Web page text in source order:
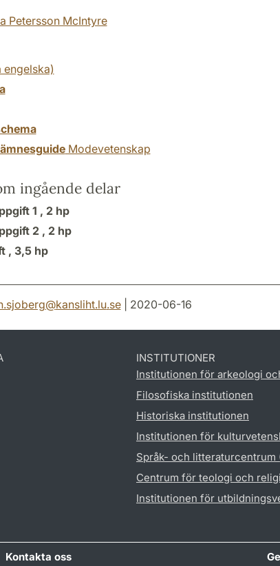
Petersson McIntyre
engelska)
Modevetenskap
ingående delar
1 , 2 hp
2 , 2 hp
, 3,5 hp
@kansliht.lu.se| 2020-06-16
INSTITUTIONER
Institutionen för arkeologi
Filosofiska institutionen
Historiska institutionen
Institutionen för
Språk- och litteraturcentrum
Centrum för teologi och
Institutionen för
Kontakta oss